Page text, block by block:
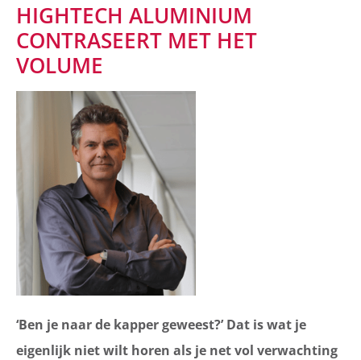
HIGHTECH ALUMINIUM
CONTRASEERT MET HET
VOLUME
‘Ben je naar de kapper geweest?’ Dat is wat je
eigenlijk niet wilt horen als je net vol verwachting